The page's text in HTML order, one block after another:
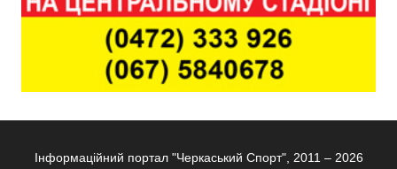
Інформаційний портал "Черкаський Спорт", 2011 – 2026